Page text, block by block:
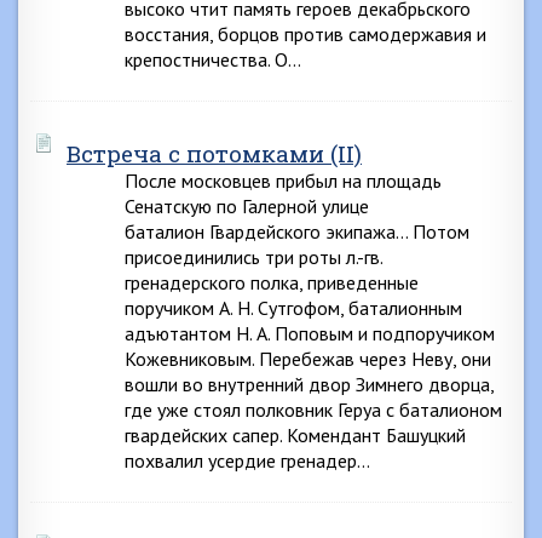
высоко чтит память героев декабрьского
восстания, борцов против самодержавия и
крепостничества. О…
Встреча с потомками (II)
После московцев прибыл на площадь
Сенатскую по Галерной улице
баталион Гвардейского экипажа… Потом
присоединились три роты л.-гв.
гренадерского полка, приведенные
поручиком А. Н. Сутгофом, баталионным
адъютантом Н. А. Поповым и подпоручиком
Кожевниковым. Перебежав через Неву, они
вошли во внутренний двор Зимнего дворца,
где уже стоял полковник Геруа с баталионом
гвардейских сапер. Комендант Башуцкий
похвалил усердие гренадер…